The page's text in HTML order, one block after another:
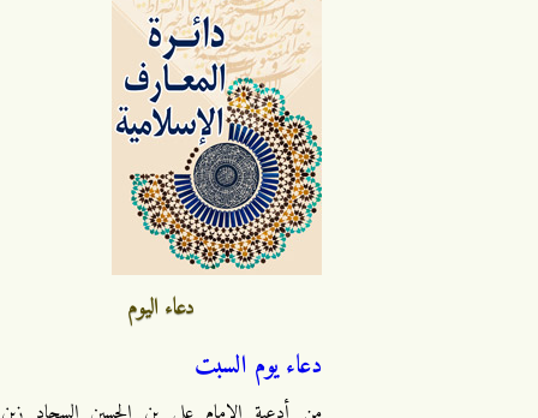
دعاء اليوم
دعاء يوم السبت